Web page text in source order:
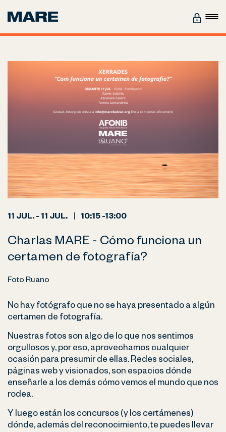
11 JUL. - 11 JUL. 10:15 -13:00
Charlas MARE - Cómo funciona un
certamen de fotografía?
Foto Ruano
No hay fotógrafo que no se haya presentado a algún
certamen de fotografía.
Nuestras fotos son algo de lo que nos sentimos
orgullosos y, por eso, aprovechamos cualquier
ocasión para presumir de ellas. Redes sociales,
páginas web y visionados, son espacios dónde
enseñarle a los demás cómo vemos el mundo que nos
rodea.
Y luego están los concursos (y los certámenes)
dónde, además del reconocimiento, te puedes llevar